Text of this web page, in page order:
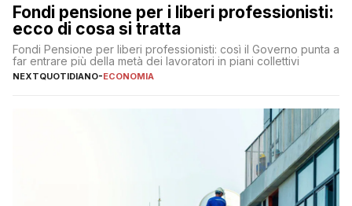
Fondi pensione per i liberi professionisti:
ecco di cosa si tratta
Fondi Pensione per liberi professionisti: così il Governo punta a
far entrare più della metà dei lavoratori in piani collettivi
NEXTQUOTIDIANO-ECONOMIA